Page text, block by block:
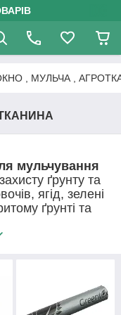
, МУЛЬЧА ,
мульчування
ґрунту та
ягід, зелені
ґрунті та